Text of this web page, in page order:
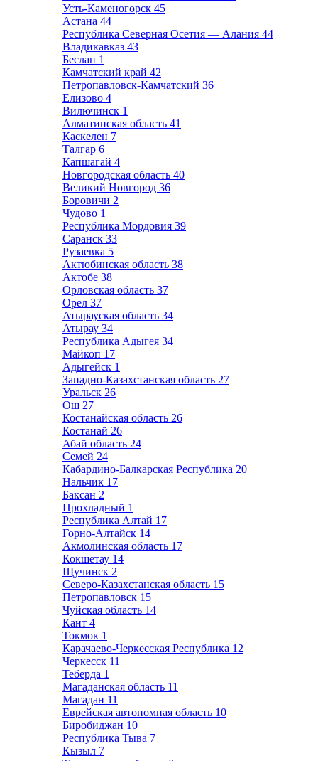
Усть-Каменогорск 45
Астана 44
Республика Северная Осетия — Алания 44
Владикавказ 43
Беслан 1
Камчатский край 42
Петропавловск-Камчатский 36
Елизово 4
Вилючинск 1
Алматинская область 41
Каскелен 7
Талгар 6
Капшагай 4
Новгородская область 40
Великий Новгород 36
Боровичи 2
Чудово 1
Республика Мордовия 39
Саранск 33
Рузаевка 5
Актюбинская область 38
Актобе 38
Орловская область 37
Орел 37
Атырауская область 34
Атырау 34
Республика Адыгея 34
Майкоп 17
Адыгейск 1
Западно-Казахстанская область 27
Уральск 26
Ош 27
Костанайская область 26
Костанай 26
Абай область 24
Семей 24
Кабардино-Балкарская Республика 20
Нальчик 17
Баксан 2
Прохладный 1
Республика Алтай 17
Горно-Алтайск 14
Акмолинская область 17
Кокшетау 14
Щучинск 2
Северо-Казахстанская область 15
Петропавловск 15
Чуйская область 14
Кант 4
Токмок 1
Карачаево-Черкесская Республика 12
Черкесск 11
Теберда 1
Магаданская область 11
Магадан 11
Еврейская автономная область 10
Биробиджан 10
Республика Тыва 7
Кызыл 7